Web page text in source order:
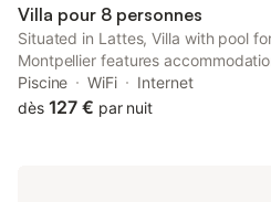
Villa pour 8 personnes
Situated in Lattes, Villa with pool
Montpellier features
conditioning, a private beach area
an outdoor pool.
Piscine WiFi
Internet
dès 127 € par nuit